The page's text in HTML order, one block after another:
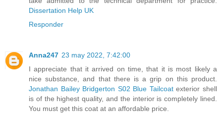
Dissertation Help UK
Responder
Anna247 23 may 2022, 7:42:00
I appreciate that it arrived on time, that it is most likely a
nice substance, and that there is a grip on this product.
Jonathan Bailey Bridgerton S02 Blue Tailcoatexterior shell
is of the highest quality, and the interior is completely lined.
You must get this coat at an affordable price.